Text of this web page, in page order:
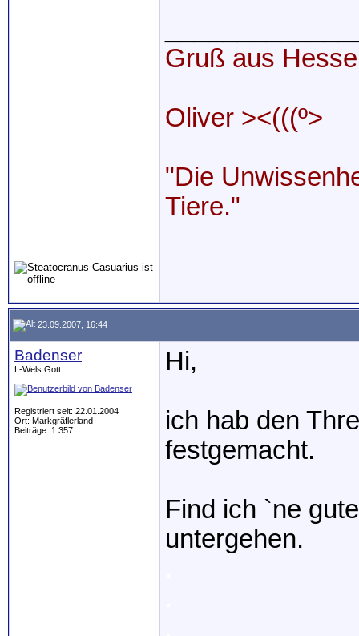
Gruß aus
Oliver ><(((º>
"Die
Tiere."
23.09.2007, 16:44
Badenser
L-Wels Gott
Registriert seit: 22.01.2004
Ort: Markgräflerland
Beiträge: 1.357
Hi,
ich hab den
festgemacht.
Find ich `ne
untergehen.